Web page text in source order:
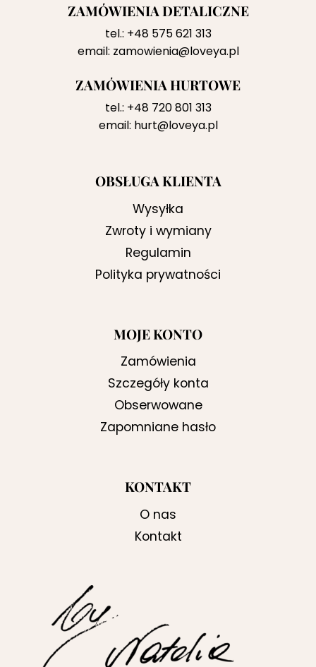
ZAMÓWIENIA DETALICZNE
tel.: +48 575 621 313
email: zamowienia@loveya.pl
ZAMÓWIENIA HURTOWE
tel.: +48 720 801 313
email: hurt@loveya.pl
OBSŁUGA KLIENTA
Wysyłka
Zwroty i wymiany
Regulamin
Polityka prywatności
MOJE KONTO
Zamówienia
Szczegóły konta
Obserwowane
Zapomniane hasło
KONTAKT
O nas
Kontakt